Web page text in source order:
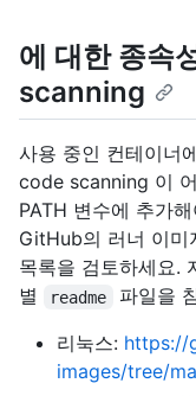
에 대한 종속
scanning
사용 중인 컨테이너
code scanning 이
PATH 변수에 추가
GitHub의 러너 이미
목록을 검토하세요.
별
readme
파일을
리눅스: https://
images/tree/